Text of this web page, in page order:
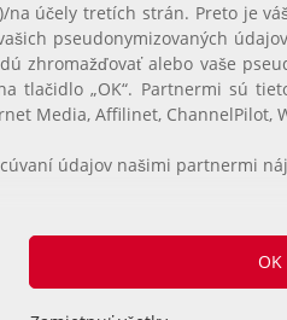
na účely tretích strán. Preto je
pseudonymizovaných
zhromažďovať alebo vaše
tlačidlo „OK“. Partnermi sú
Media, Affilinet, ChannelPilot,
údajov našimi partnermi
OK